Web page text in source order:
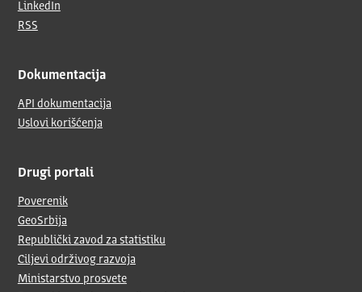
LinkedIn
RSS
Dokumentacija
API dokumentacija
Uslovi korišćenja
Drugi portali
Poverenik
GeoSrbija
Republički zavod za statistiku
Ciljevi održivog razvoja
Ministarstvo prosvete